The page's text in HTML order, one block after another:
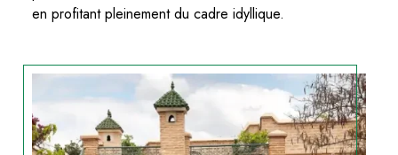
en profitant pleinement du cadre idyllique.